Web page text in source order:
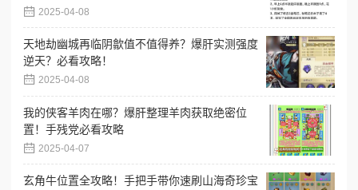
2025-04-08
天地劫幽城再临阴歙值不值得养？爆肝实测强度
逆天？必看攻略！
2025-04-08
我的侠客羊肉在哪？爆肝整理羊肉获取绝密位
置！手残党必看攻略
2025-04-07
玄角牛位置全攻略！手把手带你速刷山海奇珍宝